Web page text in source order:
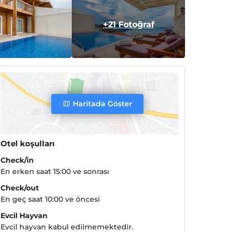
+21 Fotoğraf
Haritada Göster
Otel koşulları
Check/in
En erken saat 15:00 ve sonrası
Check/out
En geç saat 10:00 ve öncesi
Evcil Hayvan
Evcil hayvan kabul edilmemektedir.